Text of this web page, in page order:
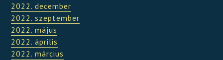
2022. december
2022. szeptember
2022. május
2022. április
2022. március